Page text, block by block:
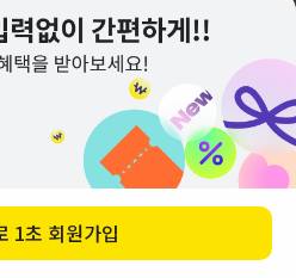
1초 회원가입